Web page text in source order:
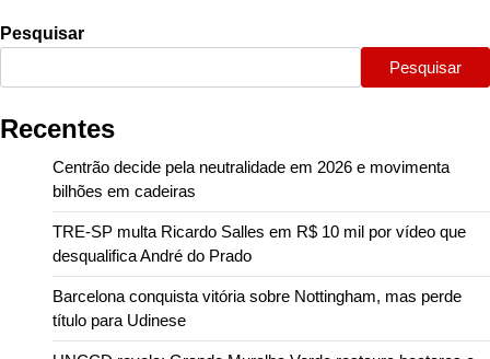
Pesquisar
Pesquisar
Recentes
Centrão decide pela neutralidade em 2026 e movimenta
bilhões em cadeiras
TRE-SP multa Ricardo Salles em R$ 10 mil por vídeo que
desqualifica André do Prado
Barcelona conquista vitória sobre Nottingham, mas perde
título para Udinese